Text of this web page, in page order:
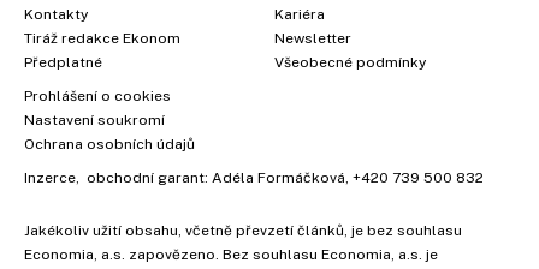
Kontakty
Tiráž redakce Ekonom
Předplatné
Kariéra
Newsletter
Všeobecné podmínky
Prohlášení o cookies
Nastavení soukromí
Ochrana osobních údajů
Inzerce , obchodní garant: Adéla Formáčková +420 739 500 832
Jakékoliv užití obsahu, včetně převzetí článků, je bez souhlasu
Economia, a.s. zapovězeno. Bez souhlasu Economia, a.s. je